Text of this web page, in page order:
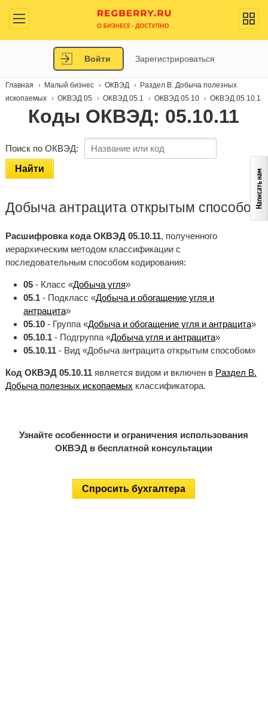
Войти Зарегистрироваться
Главная Малый бизнес ОКВЭД
Раздел B. Добыча полезных
ископаемых
ОКВЭД 05 ОКВЭД 05.1 ОКВЭД 05.10 ОКВЭД 05.10.1
Коды ОКВЭД: 05.10.11
Поиск по ОКВЭД:
Найти
Добыча антрацита открытым способом
Расшифровка кода ОКВЭД 05.10.11, полученного
иерархическим методом классификации с
последовательным способом кодирования:
05- Класс «Добыча угля»
05.1- Подкласс «Добыча и обогащение угля и
антрацита»
05.10- Группа «Добыча и обогащение угля и антрацита»
05.10.1- Подгруппа «Добыча угля и антрацита»
05.10.11- Вид «Добыча антрацита открытым способом»
Код ОКВЭД 05.10.11является видом и включен в Раздел B.
Добыча полезных ископаемых классификатора.
Узнайте особенности и ограничения использования
ОКВЭД в бесплатной консультации
Спросить бухгалтера